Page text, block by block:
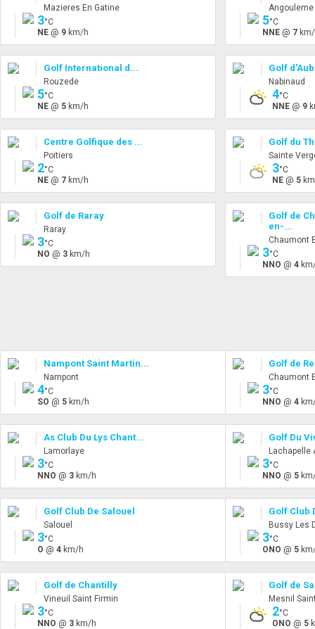
Mazieres En Gatine
3°C
NE @ 9 km/h
Angouleme
5°C
NNE@ 7
Golf International d...
Rouzede
5°C
NE @ 5 km/h
Golf
Nabinaud
4°C
NNE@ 9
Centre Golfique des ...
Poitiers
2°C
NE @ 7 km/h
Golf du
Sainte
3°C
NE@ 5
Golf de Raray
Raray
3°C
NO @ 3 km/h
Golf de
en-...
Chaumont
3°C
NNO @ 4
Nampont Saint Martin...
Nampont
4°C
SO @ 5 km/h
Golf de
Chaumont
3°C
NNO @ 4
As Club Du Lys Chant...
Lamorlaye
3°C
NNO @ 3 km/h
Golf Du
Lachapelle
3°C
NNO @ 5
Golf Club De Salouel
Salouel
3°C
O @ 4 km/h
Golf Club
Bussy Les
3°C
ONO @ 5
Golf de Chantilly
Vineuil Saint Firmin
3°C
NNO @ 3 km/h
Golf de
Mesnil
2°C
ONO @ 5